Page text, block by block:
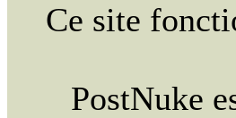
Ce site
PostNuke